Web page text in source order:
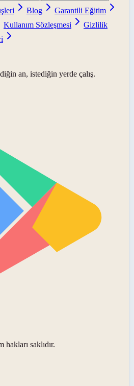
Blog
Garantili Eğitim
Kullanım Sözleşmesi
Gizlilik
an, istediğin yerde çalış.
saklıdır.